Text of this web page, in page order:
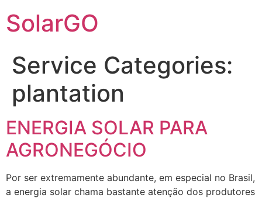
SolarGO
Service Categories:
plantation
ENERGIA SOLAR PARA
AGRONEGÓCIO
Por ser extremamente abundante, em especial no Brasil,
a energia solar chama bastante atenção dos produtores